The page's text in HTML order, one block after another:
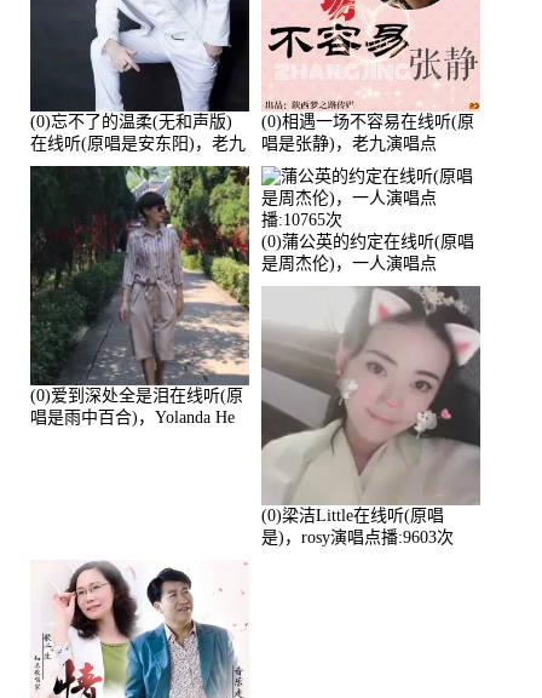
(0)忘不了的温柔(无和声版)
在线听(原唱是安东阳)，老九
演唱点播:17392次
(0)相遇一场不容易在线听(原
唱是张静)，老九演唱点
播:11453次
(0)爱到深处全是泪在线听(原
唱是雨中百合)，Yolanda He
(0)蒲公英的约定在线听(原唱
是周杰伦)，一人演唱点
播:10765次
(0)梁洁Little在线听(原唱
是)，rosy演唱点播:9603次